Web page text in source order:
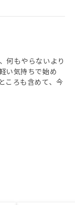
何もやらないより
い気持ちで始め
ころも含めて、今